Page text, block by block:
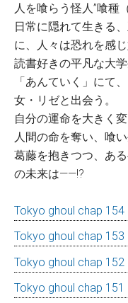
人を喰らう怪人”喰種
日常に隠れて生きる
に、人々は恐れを感じ
読書好きの平凡な大
「あんていく」にて
女・リゼと出会う。
自分の運命を大きく
人間の命を奪い、喰
葛藤を抱きつつ、あ
の未来は――!?
Tokyo ghoul chap 154
Tokyo ghoul chap 153
Tokyo ghoul chap 152
Tokyo ghoul chap 151